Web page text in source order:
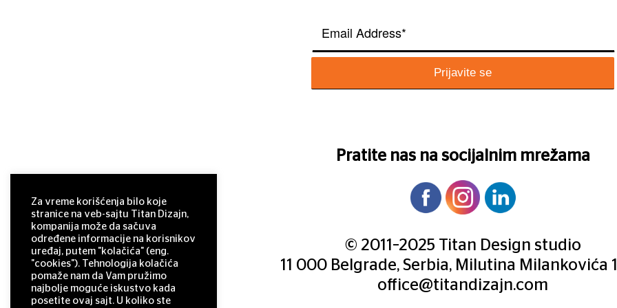
Pratite nas na socijalnim mrežama
© 2011–2025 Titan Design studio
11 000 Belgrade, Serbia, Milutina Milankovića
office@titandizajn.com
Za vreme korišćenja bilo koje
stranice na veb-sajtu Titan Dizajn,
kompanija može da sačuva
određene informacije na korisnikov
uređaj, putem "kolačića" (eng.
"cookies"). Tehnologija kolačića
pomaže nam da Vam pružimo
najbolje moguće iskustvo kada
posetite ovaj sajt. U koliko ste